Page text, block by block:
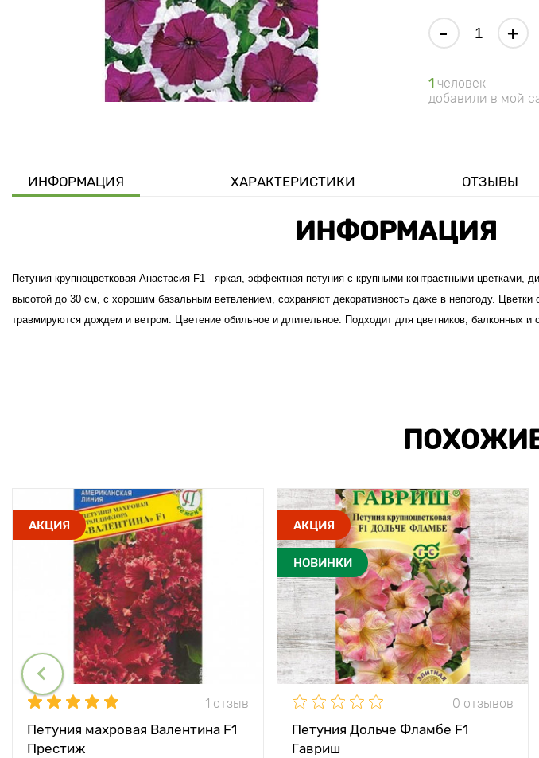
- +
1 человек
добавили в мой
ИНФОРМАЦИЯ ХАРАКТЕРИСТИКИ ОТЗЫВЫ
ИНФОРМАЦИЯ
Петуния крупноцветковая Анастасия F1 - яркая, эффектная петуния с крупными контрастными цветками,
высотой до 30 см, с хорошим базальным ветвлением, сохраняют декоративность даже в непогоду. Цветки
травмируются дождем и ветром. Цветение обильное и длительное. Подходит для цветников, балконных и
АКЦИЯ
1 отзыв
Петуния махровая Валентина F1
Престиж
АКЦИЯ
НОВИНКИ
0 отзывов
Петуния Дольче Фламбе F1
Гавриш